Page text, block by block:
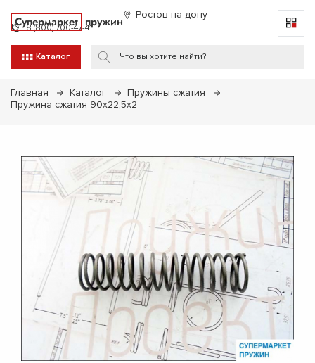
Супермаркет пружин Ростов-на-дону
8 (800) 700-47-41
Каталог
Главная Каталог
Пружины сжатия
Пружина сжатия 90x22,5x2